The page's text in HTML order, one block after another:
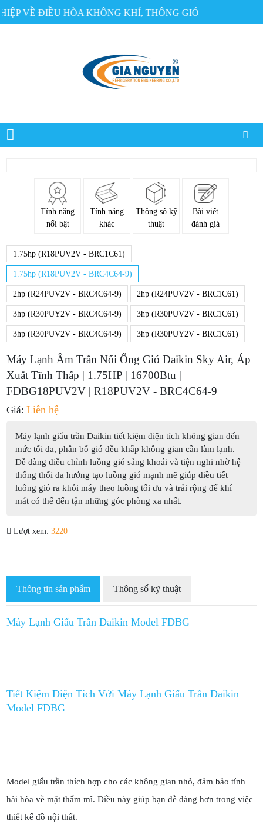
VỀ ĐIỀU HÒA KHÔNG KHÍ, THÔNG GIÓ
Tính năng
nổi bật
Tính năng
khác
Thông số kỹ
thuật
Bài viết
đánh giá
1.75hp (R18PUV2V - BRC1C61)
1.75hp (R18PUV2V - BRC4C64-9)
2hp (R24PUV2V - BRC4C64-9) 2hp (R24PUV2V - BRC1C61)
3hp (R30PUY2V - BRC4C64-9) 3hp (R30PUV2V - BRC1C61)
3hp (R30PUV2V - BRC4C64-9) 3hp (R30PUY2V - BRC1C61)
Máy Lạnh Âm Trần Nối Ống Gió Daikin Sky Air, Áp
Xuất Tĩnh Thấp | 1.75HP | 16700Btu |
FDBG18PUV2V | R18PUV2V - BRC4C64-9
Giá: Liên hệ
Máy lạnh giấu trần Daikin tiết kiệm diện tích không gian đến
mức tối đa, phân bố gió đều khắp không gian cần làm lạnh.
Dễ dàng điều chỉnh luồng gió sảng khoái và tiện nghi nhờ hệ
thống thổi đa hướng tạo luồng gió mạnh mẽ giúp điều tiết
luồng gió ra khỏi máy theo luồng tối ưu và trải rộng để khí
mát có thể đến tận những góc phòng xa nhất.
Lượt xem:3220
Thông tin sản phẩm Thông số kỹ thuật
Máy Lạnh Giấu Trần Daikin Model FDBG
Tiết Kiệm Diện Tích Với Máy Lạnh Giấu Trần Daikin
Model FDBG
Model giấu trần thích hợp cho các không gian nhỏ, đảm bảo tính
hài hòa về mặt thẩm mĩ. Điều này giúp bạn dễ dàng hơn trong việc
thiết kế đồ nội thất.